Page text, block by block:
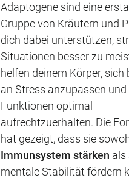
Adaptogene sind eine
Gruppe von Kräutern und
dich dabei unterstützen,
Situationen besser zu
helfen deinem Körper, sich
an Stress anzupassen und
Funktionen optimal
aufrechtzuerhalten. Die
hat gezeigt, dass sie
Immunsystem stärken als
mentale Stabilität fördern